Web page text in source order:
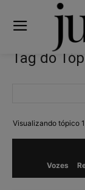
Tag do
Visualizando tópico
Vozes